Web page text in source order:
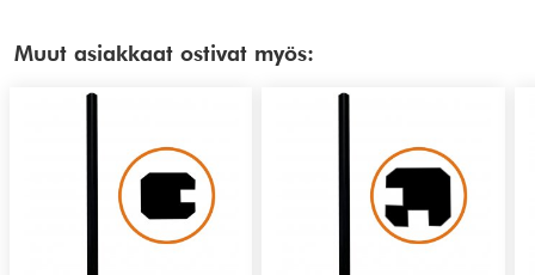
Muut asiakkaat ostivat myös: